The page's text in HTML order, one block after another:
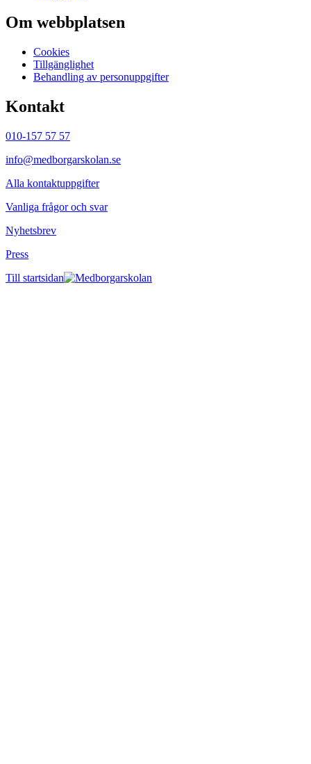
Om webbplatsen
Cookies
Tillgänglighet
Behandling av personuppgifter
Kontakt
010-157 57 57
info@medborgarskolan.se
Alla kontaktuppgifter
Vanliga frågor och svar
Nyhetsbrev
Press
Till startsidan